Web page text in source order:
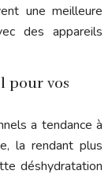
une meilleure
des appareils
pour vos
a tendance à
la rendant plus
déshydratation